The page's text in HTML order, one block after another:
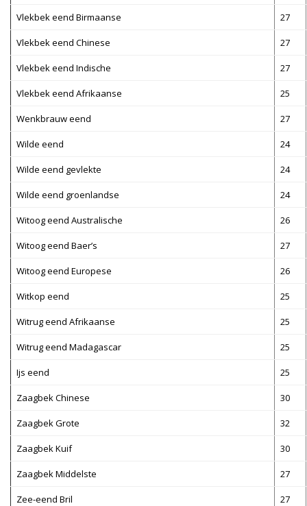
Vlekbek eend Birmaanse 27
Vlekbek eend Chinese 27
Vlekbek eend Indische 27
Vlekbek eend Afrikaanse 25
Wenkbrauw eend 27
Wilde eend 24
Wilde eend gevlekte 24
Wilde eend groenlandse 24
Witoog eend Australische 26
Witoog eend Baer’s 27
Witoog eend Europese 26
Witkop eend 25
Witrug eend Afrikaanse 25
Witrug eend Madagascar 25
Ijs eend 25
Zaagbek Chinese 30
Zaagbek Grote 32
Zaagbek Kuif 30
Zaagbek Middelste 27
Zee-eend Bril 27